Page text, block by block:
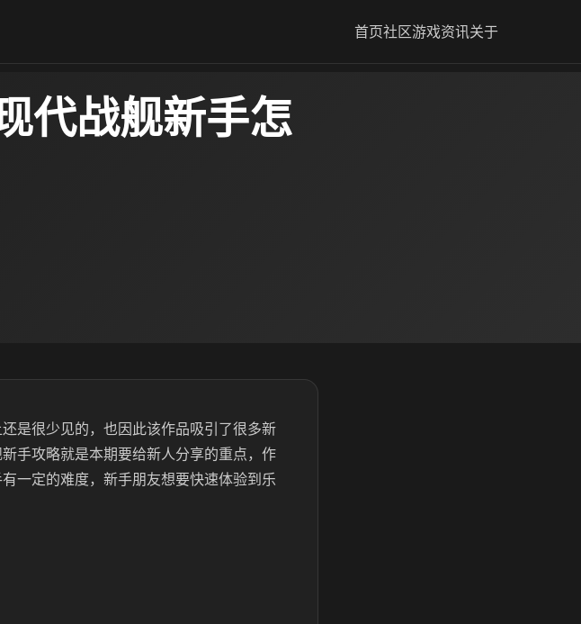
首页社区游戏资讯关于
代战舰新手怎
是很少见的，也因此该作品吸引了很多新
手攻略就是本期要给新人分享的重点，作
一定的难度，新手朋友想要快速体验到乐